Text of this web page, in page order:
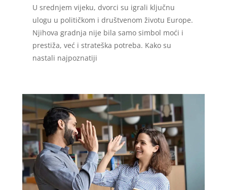
U srednjem vijeku, dvorci su igrali ključnu
ulogu u političkom i društvenom životu Europe.
Njihova gradnja nije bila samo simbol moći i
prestiža, već i strateška potreba. Kako su
nastali najpoznatiji